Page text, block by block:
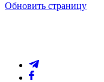
Обновить страницу